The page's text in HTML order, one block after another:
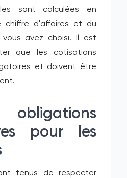
sont calculées en
chiffre d'affaires et du
avez choisi. Il est
que les cotisations
et doivent être
pour les
tenus de respecter